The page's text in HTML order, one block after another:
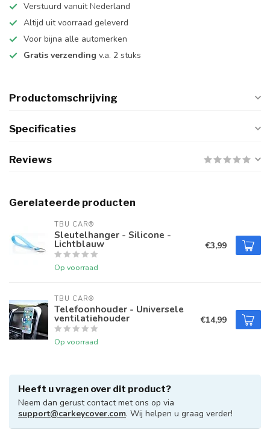
Verstuurd vanuit Nederland
Altijd uit voorraad geleverd
Voor bijna alle automerken
Gratis verzending v.a. 2 stuks
Productomschrijving
Specificaties
Reviews
Gerelateerde producten
TBU CAR®
Sleutelhanger - Silicone -
Lichtblauw
Op voorraad
€3,99
TBU CAR®
Telefoonhouder - Universele
ventilatiehouder
Op voorraad
€14,99
Heeft u vragen over dit product?
Neem dan gerust contact met ons op via
support@carkeycover.com. Wij helpen u graag verder!